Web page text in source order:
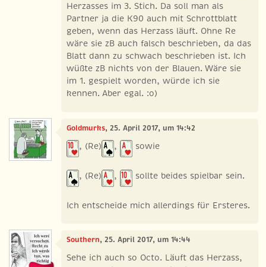
Herzasses im 3. Stich. Da soll man als
Partner ja die K90 auch mit Schrottblatt
geben, wenn das Herzass läuft. Ohne Re
wäre sie zB auch falsch beschrieben, da das
Blatt dann zu schwach beschrieben ist. Ich
wüßte zB nichts von der Blauen. Wäre sie
im 1. gespielt worden, würde ich sie
kennen. Aber egal. :o)
Goldmurks, 25. April 2017, um 14:42
, (Re) , sowie
, (Re) , sollte beides spielbar sein.
Ich entscheide mich allerdings für Ersteres.
Southern, 25. April 2017, um 14:44
Sehe ich auch so Octo. Läuft das Herzass,